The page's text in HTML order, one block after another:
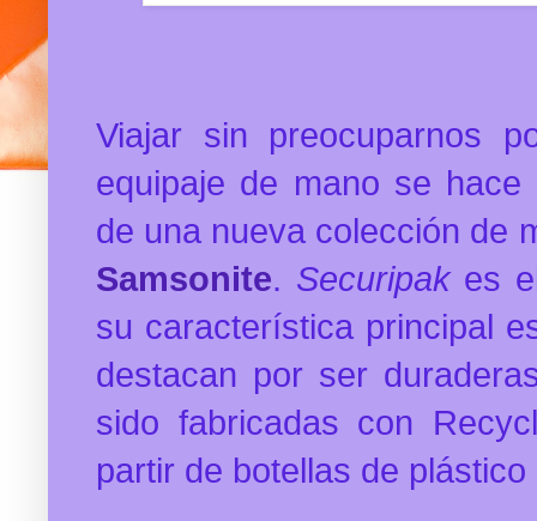
Viajar sin preocuparnos
equipaje de mano se
de una nueva colección de
Samsonite. Securipakes
su característica principal
destacan por ser
sido fabricadas con
partir de botellas de